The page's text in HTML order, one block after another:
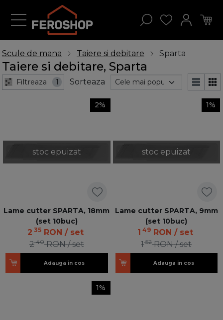
Scule de mana Taiere si debitare Sparta
Taiere si debitare, Sparta
Filtreaza 1 Sorteaza
stoc epuizat
2%
Lame cutter SPARTA, 18mm
(set 10buc)
2 35 RON / set
240 RON / set
Adauga in cos
stoc epuizat
1%
Lame cutter SPARTA, 9mm
(set 10buc)
1 49 RON / set
152 RON / set
Adauga in cos
1%